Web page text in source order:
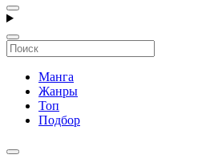
Манга
Жанры
Топ
Подбор